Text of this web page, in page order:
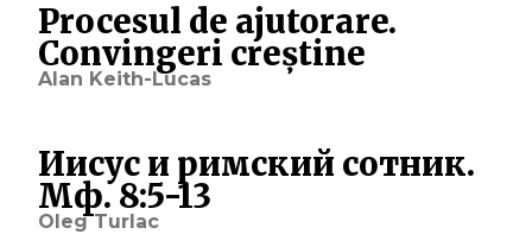
Procesul de ajutorare.
Convingeri creștine
Alan Keith-Lucas
Иисус и римский сотник.
Мф. 8:5-13
Oleg Turlac